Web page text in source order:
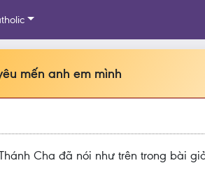
mến anh em mình
Cha đã nói như trên trong bài